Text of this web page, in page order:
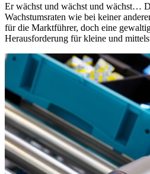
Er wächst und wächst und wächst…
Wachstumsraten wie bei keiner
für die Marktführer, doch eine
Herausforderung für kleine und